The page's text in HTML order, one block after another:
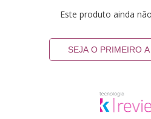
Este produto ainda
SEJA O PRIMEIRO